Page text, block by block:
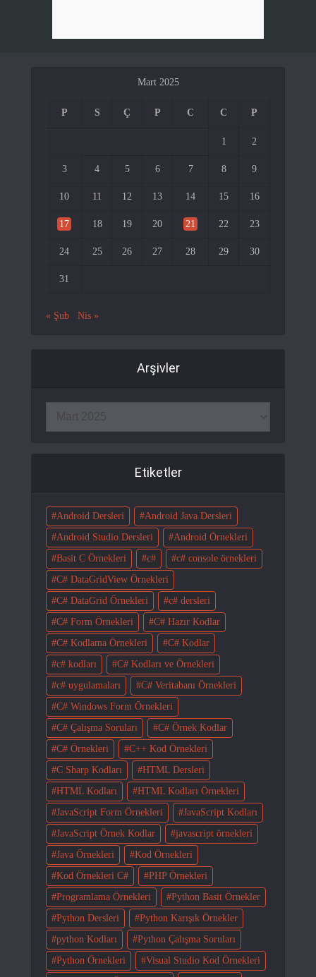
Mart 2025
P S Ç P C C P
1 2
3 4 5 6 7 8 9
10 11 12 13 14 15 16
17 18 19 20 21 22 23
24 25 26 27 28 29 30
31
« Şub Nis »
Arşivler
Etiketler
Android Dersleri
Android Java Dersleri
Android Studio Dersleri
Android Örnekleri
Basit C Örnekleri
c#
c# console örnekleri
C# DataGridView Örnekleri
C# DataGrid Örnekleri
c# dersleri
C# Form Örnekleri
C# Hazır Kodlar
C# Kodlama Örnekleri
C# Kodlar
c# kodları
C# Kodları ve Örnekleri
c# uygulamaları
C# Veritabanı Örnekleri
C# Windows Form Örnekleri
C# Çalışma Soruları
C# Örnek Kodlar
C# Örnekleri
C++ Kod Örnekleri
C Sharp Kodları
HTML Dersleri
HTML Kodları
HTML Kodları Örnekleri
JavaScript Form Örnekleri
JavaScript Kodları
JavaScript Örnek Kodlar
javascript örnekleri
Java Örnekleri
Kod Örnekleri
Kod Örnekleri C#
PHP Örnekleri
Programlama Örnekleri
Python Basit Örnekler
Python Dersleri
Python Karışık Örnekler
python Kodları
Python Çalışma Soruları
Python Örnekleri
Visual Studio Kod Örnekleri